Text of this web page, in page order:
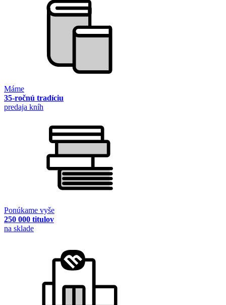
Máme
35-ročnú tradíciu
predaja kníh
Ponúkame vyše
250 000 titulov
na sklade